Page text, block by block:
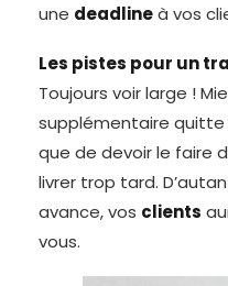
une deadlineà vos
Les pistes pour un
Toujours voir large !
supplémentaire quitte
que de devoir le faire
livrer trop tard.
avance, vos clients
vous.